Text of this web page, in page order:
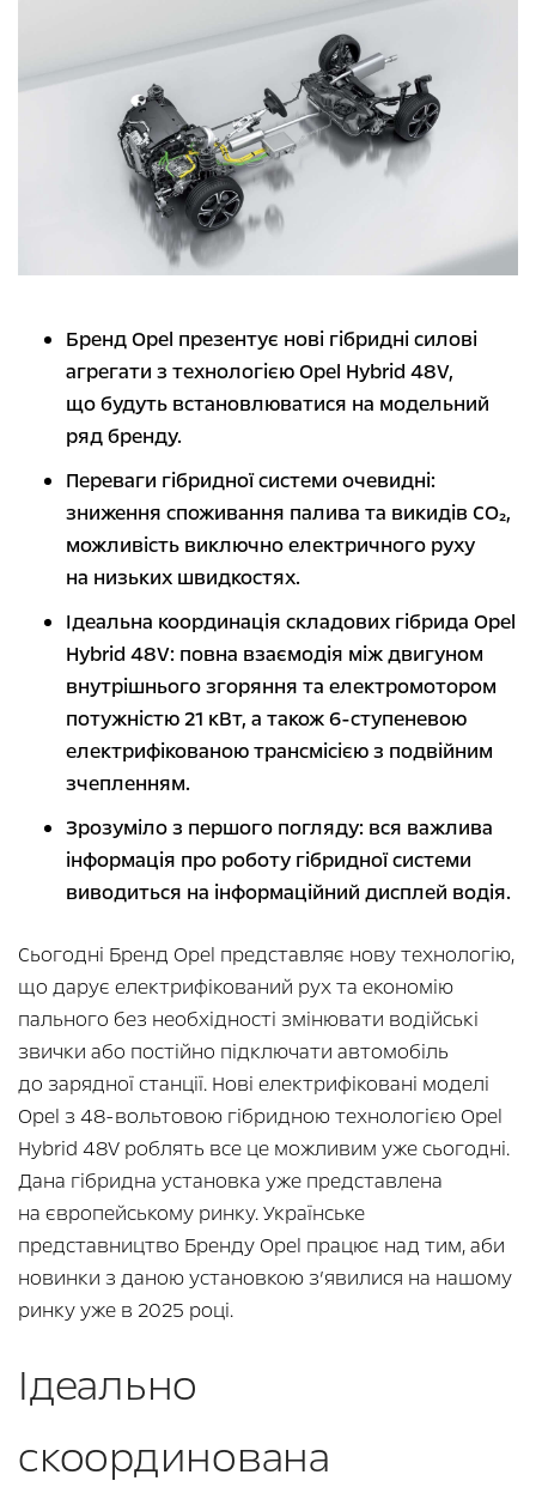
Бренд Opel презентує нові гібридні силові
агрегати з технологією Opel Hybrid 48V,
що будуть встановлюватися на модельний
ряд бренду.
Переваги гібридної системи очевидні:
зниження споживання палива та викидів CO₂,
можливість виключно електричного руху
на низьких швидкостях.
Ідеальна координація складових гібрида Opel
Hybrid 48V: повна взаємодія між двигуном
внутрішнього згоряння та електромотором
потужністю 21 кВт, а також 6-ступеневою
електрифікованою трансмісією з подвійним
зчепленням.
Зрозуміло з першого погляду: вся важлива
інформація про роботу гібридної системи
виводиться на інформаційний дисплей водія.
Сьогодні Бренд Opel представляє нову технологію,
що дарує електрифікований рух та економію
пального без необхідності змінювати водійські
звички або постійно підключати автомобіль
до зарядної станції. Нові електрифіковані моделі
Opel з 48-вольтовою гібридною технологією Opel
Hybrid 48V роблять все це можливим уже сьогодні.
Дана гібридна установка уже представлена
на європейському ринку. Українське
представництво Бренду Opel працює над тим, аби
новинки з даною установкою з’явилися на нашому
ринку уже в 2025 році.
Ідеально
скоординована